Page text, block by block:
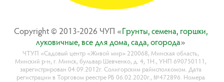
Copyright © 2013-2026 ЧУП «Гpyнты, ceмeнa, гopшки,
лyкoвичныe, вce для дoмa, caдa, oгopoдa»
ЧТУП «Садовый центр «Живой мир» 220068, Минская область,
Минский р-н, г. Минск, бульвар Шевченко, д. 4, 1Н., УНП 690750111,
зарегистрирован 04.09.2012г. Солигорским райисполкомом. Дата
регистрации в Торговом реестре РБ 06.02.2020г., №472896. Номера